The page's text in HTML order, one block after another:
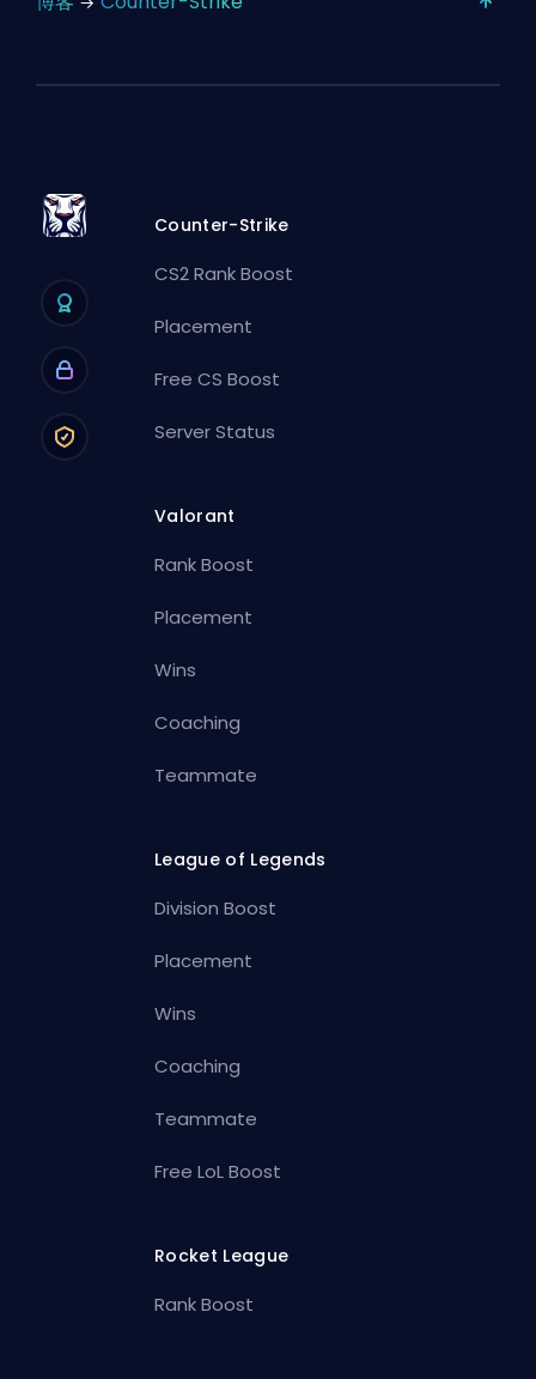
Counter-Strike
CS2 Rank Boost
Placement
Free CS Boost
Server Status
Valorant
Rank Boost
Placement
Wins
Coaching
Teammate
League of Legends
Division Boost
Placement
Wins
Coaching
Teammate
Free LoL Boost
Rocket League
Rank Boost